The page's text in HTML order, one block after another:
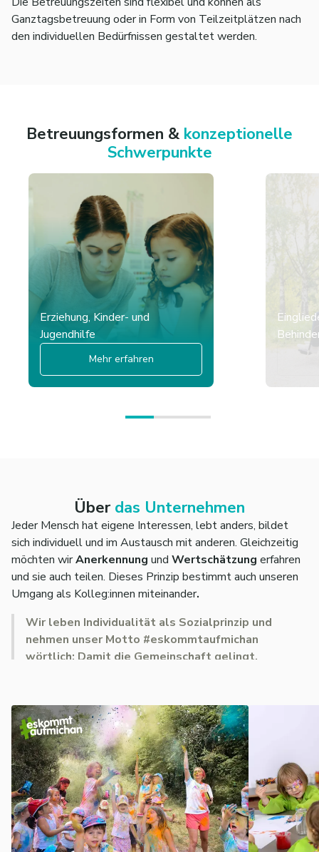
Ganztagsbetreuung oder in Form von Teilzeitplätzen nach
den individuellen Bedürfnissen gestaltet werden.
Betreuungsformen & konzeptionelle
Schwerpunkte
Erziehung, Kinder- und
Jugendhilfe
Mehr erfahren
Über das Unternehmen
Jeder Mensch hat eigene Interessen, lebt anders, bildet
sich individuell und im Austausch mit anderen. Gleichzeitig
möchten wirAnerkennung und Wertschätzung erfahren
und sie auch teilen. Dieses Prinzip bestimmt auch unseren
Umgang als Kolleg:innen miteinander.
Wir leben Individualität als Sozialprinzip und
nehmen unser Motto #eskommtaufmichan
wörtlich: Damit die Gemeinschaft gelingt,
Aus diesem Verständnis heraus haben wir dieelement-i
Pädagogikentwickelt, welche sich an denindividuellen
Stärken, PotenzialenundInteressender Kinder und
Jugendlichen orientiert und sie darin bestärkt, sich für die
Gruppe zu engagieren. In dertäglichen Kinderkonferenz
bringen Kinder und Pädagog:innengemeinsam
Vorschlägefür dieGestaltung des Tagesein. So
können die Kinder ihren individuellen Interessen nachgehen
und selbst entscheiden, was sie spielen und lernen